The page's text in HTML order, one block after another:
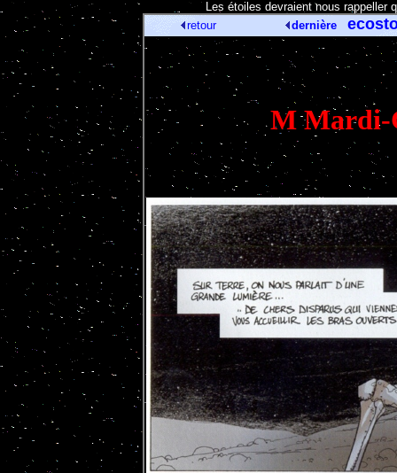
[ Les étoiles devraient nous rappeller
retour
dernière
M Mardi-